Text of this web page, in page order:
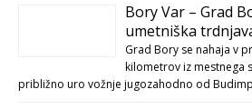
Bory Var – Grad
umetniška
Grad Bory se nahaja v
kilometrov iz mestnega
približno uro vožnje jugozahodno od